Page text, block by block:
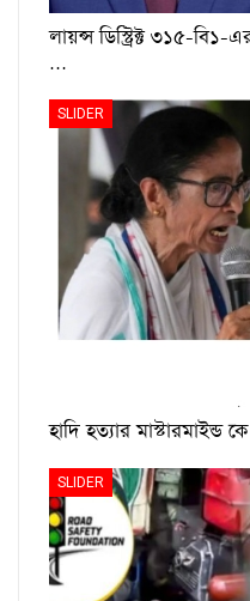
লায়ন্স ডিস্ট্রিক্ট ৩১৫-
…
SLIDER
হাদি হত্যার মাস্টারমাইন্ড কে
SLIDER